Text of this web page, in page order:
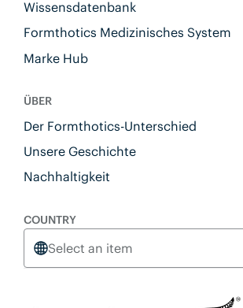
Wissensdatenbank
Formthotics Medizinisches System
Marke Hub
ÜBER
Der Formthotics-Unterschied
Unsere Geschichte
Nachhaltigkeit
COUNTRY
Select an item